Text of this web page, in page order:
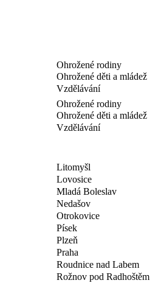
Ohrožené rodiny
Ohrožené děti a mládež
Vzdělávání
Ohrožené rodiny
Ohrožené děti a mládež
Vzdělávání
Litomyšl
Lovosice
Mladá Boleslav
Nedašov
Otrokovice
Písek
Plzeň
Praha
Roudnice nad Labem
Rožnov pod Radhoštěm